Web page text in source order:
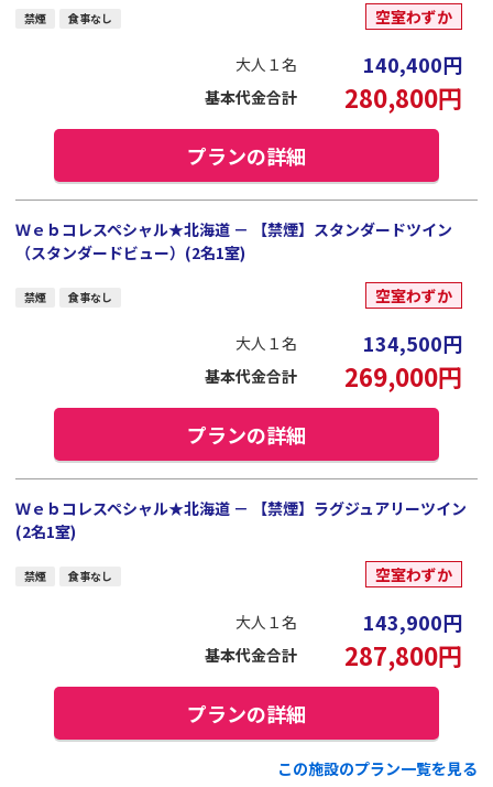
禁煙 食事なし 空室わずか
大人１名 140,400円
基本代金合計 280,800円
プランの詳細
Ｗｅｂコレスペシャル★北海道 － 【禁煙】スタンダードツイン
（スタンダードビュー）(2名1室)
禁煙 食事なし 空室わずか
大人１名 134,500円
基本代金合計 269,000円
プランの詳細
Ｗｅｂコレスペシャル★北海道 － 【禁煙】ラグジュアリーツイン
(2名1室)
禁煙 食事なし 空室わずか
大人１名 143,900円
基本代金合計 287,800円
プランの詳細
この施設のプラン一覧を見る